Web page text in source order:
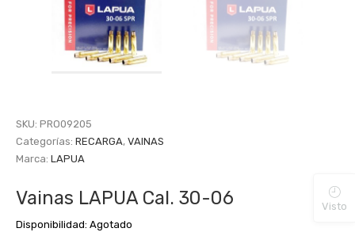
SKU: PRO09205
Categorías: RECARGA, VAINAS
Marca: LAPUA
Vainas LAPUA Cal. 30-06
Disponibilidad: Agotado
Visto